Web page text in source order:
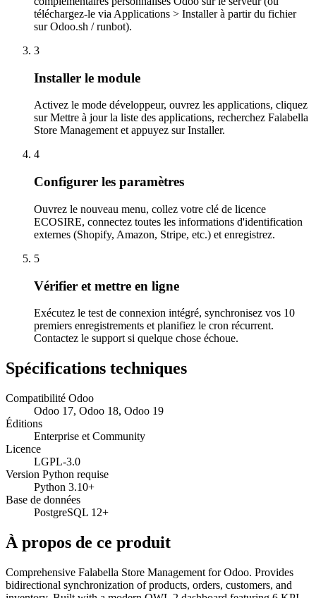
téléchargez-le via Applications > Installer à partir du fichier
sur Odoo.sh / runbot).
3
Installer le module
Activez le mode développeur, ouvrez les applications, cliquez
sur Mettre à jour la liste des applications, recherchez Falabella
Store Management et appuyez sur Installer.
4
Configurer les paramètres
Ouvrez le nouveau menu, collez votre clé de licence
ECOSIRE, connectez toutes les informations d'identification
externes (Shopify, Amazon, Stripe, etc.) et enregistrez.
5
Vérifier et mettre en ligne
Exécutez le test de connexion intégré, synchronisez vos 10
premiers enregistrements et planifiez le cron récurrent.
Contactez le support si quelque chose échoue.
Spécifications techniques
Compatibilité Odoo
Odoo 17, Odoo 18, Odoo 19
Éditions
Enterprise et Community
Licence
LGPL-3.0
Version Python requise
Python 3.10+
Base de données
PostgreSQL 12+
À propos de ce produit
Comprehensive Falabella Store Management for Odoo. Provides
bidirectional synchronization of products, orders, customers, and